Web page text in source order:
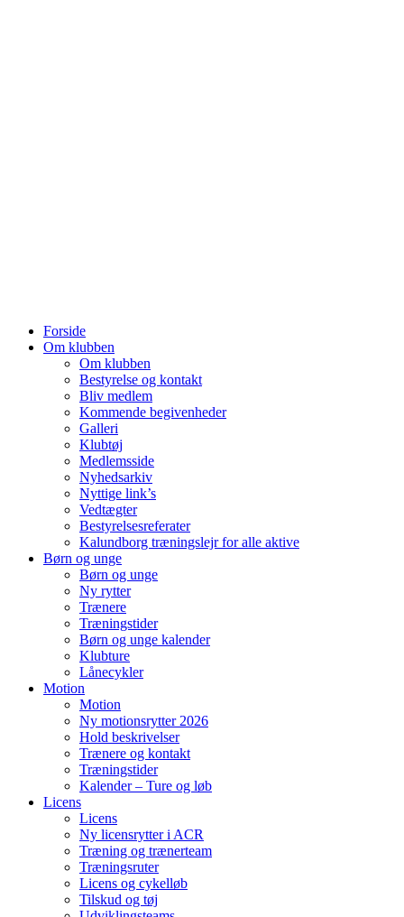
Forside
Om klubben
Om klubben
Bestyrelse og kontakt
Bliv medlem
Kommende begivenheder
Galleri
Klubtøj
Medlemsside
Nyhedsarkiv
Nyttige link’s
Vedtægter
Bestyrelsesreferater
Kalundborg træningslejr for alle aktive
Børn og unge
Børn og unge
Ny rytter
Trænere
Træningstider
Børn og unge kalender
Klubture
Lånecykler
Motion
Motion
Ny motionsrytter 2026
Hold beskrivelser
Trænere og kontakt
Træningstider
Kalender – Ture og løb
Licens
Licens
Ny licensrytter i ACR
Træning og trænerteam
Træningsruter
Licens og cykelløb
Tilskud og tøj